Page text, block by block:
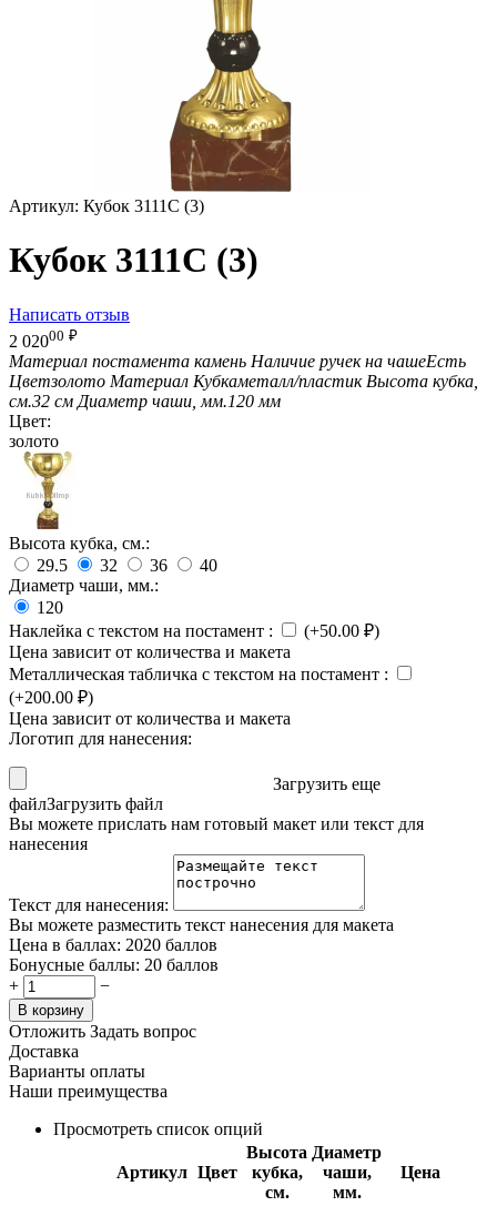
Артикул: Кубок 3111C (3)
Кубок 3111C (3)
Написать отзыв
2 02000 ₽
Материал постамента камень Наличие ручек на чашеЕсть
Цветзолото Материал Кубкаметалл/пластик Высота кубка,
см.32 см Диаметр чаши, мм.120 мм
Цвет:
золото
Высота кубка, см.:
29.5
32 36
40
Диаметр чаши, мм.:
120
Наклейка с текстом на постамент : (+50.00 ₽)
Цена зависит от количества и макета
Металлическая табличка с текстом на постамент :
(+200.00 ₽)
Цена зависит от количества и макета
Логотип для нанесения:
Загрузить еще
файлЗагрузить файл
Вы можете прислать нам готовый макет или текст для
нанесения
Текст для нанесения:
Вы можете разместить текст нанесения для макета
Цена в баллах: 2020 баллов
Бонусные баллы: 20 баллов
+
−
В корзину
Отложить Задать вопрос
Доставка
Варианты оплаты
Наши преимущества
Просмотреть список опций
Артикул Цвет
Высота
кубка,
см.
Диаметр
чаши,
мм.
Цена